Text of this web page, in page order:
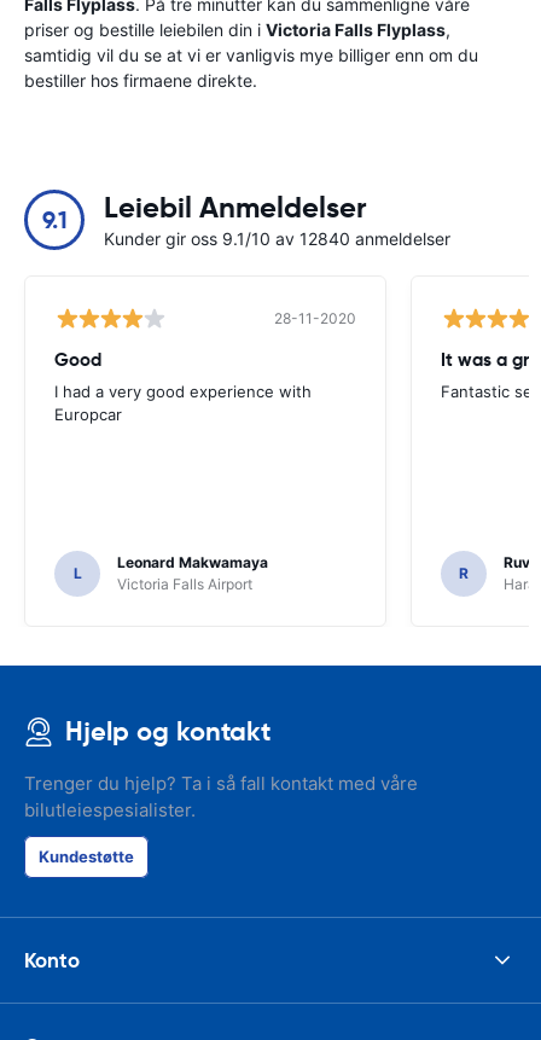
Falls Flyplass. På tre minutter kan du sammenligne våre
priser og bestille leiebilen din i Victoria Falls Flyplass,
samtidig vil du se at vi er vanligvis mye billiger enn om du
bestiller hos firmaene direkte.
9.1 Leiebil Anmeldelser
Kunder gir oss 9.1/10 av 12840 anmeldelser
28-11-2020
Good
I had a very good experience with
Europcar
L
Leonard Makwamaya
Victoria Falls Airport
Fantastic
R
Hjelp og kontakt
Trenger du hjelp? Ta i så fall kontakt med våre
bilutleiespesialister.
Kundestøtte
Konto